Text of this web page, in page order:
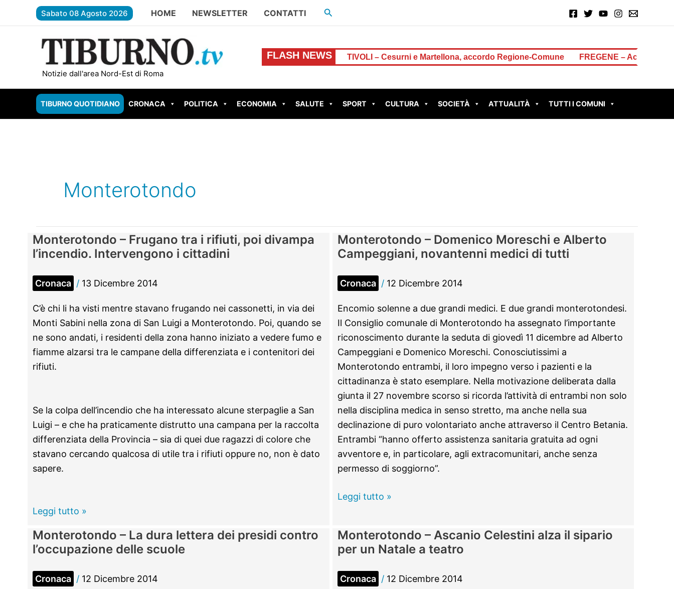
Sabato 08 Agosto 2026 HOME NEWSLETTER CONTATTI Cerca
Notizie dall'area Nord-Est di Roma
FLASH NEWS
TIVOLI – Parco Begozzi da un milione di euro, resta chiuso TIVOLI – Cesurni e Martellona, accordo Regione-Comune FREGENE – Accoltella il padre
TIBURNO QUOTIDIANO CRONACA POLITICA ECONOMIA SALUTE SPORT CULTURA SOCIETÀ ATTUALITÀ TUTTI I COMUNI
Monterotondo
Monterotondo – Frugano tra i rifiuti, poi divampa
l’incendio. Intervengono i cittadini
Cronaca / 13 Dicembre 2014
C’è chi li ha visti mentre stavano frugando nei cassonetti, in via dei
Monti Sabini nella zona di San Luigi a Monterotondo. Poi, quando se
ne sono andati, i residenti della zona hanno iniziato a vedere fumo e
fiamme alzarsi tra le campane della differenziata e i contenitori dei
rifiuti.
Se la colpa dell’incendio che ha interessato alcune sterpaglie a San
Luigi – e che ha praticamente distrutto una campana per la raccolta
differenziata della Provincia – sia di quei due ragazzi di colore che
stavano cercando qualcosa di utile tra i rifiuti oppure no, non è dato
sapere.
Monterotondo
Frugano
tra
i
rifiuti,
Leggi tutto »
Monterotondo – Domenico Moreschi e Alberto
Campeggiani, novantenni medici di tutti
Cronaca / 12 Dicembre 2014
Encomio solenne a due grandi medici. E due grandi monterotondesi.
Il Consiglio comunale di Monterotondo ha assegnato l’importante
riconoscimento durante la seduta di giovedì 11 dicembre ad Alberto
Campeggiani e Domenico Moreschi. Conosciutissimi a
Monterotondo entrambi, il loro impegno verso i pazienti e la
cittadinanza è stato esemplare. Nella motivazione deliberata dalla
giunta il 27 novembre scorso si ricorda l’attività di entrambi non solo
nella disciplina medica in senso stretto, ma anche nella sua
declinazione di puro volontariato anche attraverso il Centro Betania.
Entrambi “hanno offerto assistenza sanitaria gratuita ad ogni
avventore e, in particolare, agli extracomunitari, anche senza
permesso di soggiorno”.
Monterotondo
Moreschi
e
Alberto
Campeggiani,
Leggi tutto »
Monterotondo – La dura lettera dei presidi contro
l’occupazione delle scuole
Cronaca / 12 Dicembre 2014
Monterotondo – Ascanio Celestini alza il sipario
per un Natale a teatro
Cronaca / 12 Dicembre 2014